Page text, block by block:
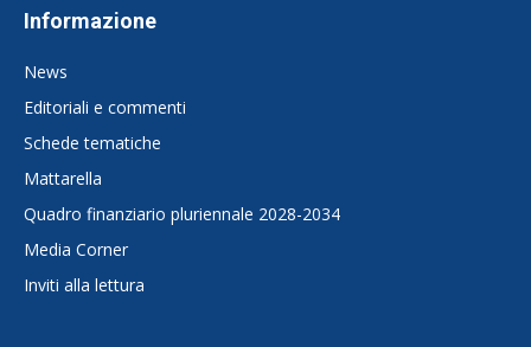
Informazione
News
Editoriali e commenti
Schede tematiche
Mattarella
Quadro finanziario pluriennale 2028-2034
Media Corner
Inviti alla lettura